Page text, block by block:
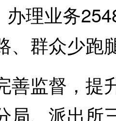
办理业务
、群众少跑
监督，提
局、派出所